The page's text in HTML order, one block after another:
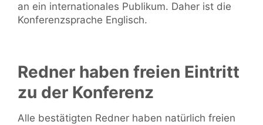
an ein internationales Publikum. Daher ist die
Konferenzsprache Englisch.
Redner haben freien Eintritt
zu der Konferenz
Alle bestätigten Redner haben natürlich freien